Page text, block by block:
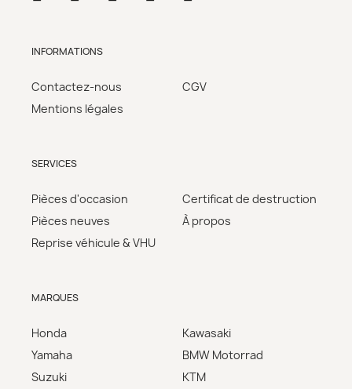
INFORMATIONS
Contactez-nous
Mentions légales
CGV
SERVICES
Pièces d'occasion
Pièces neuves
Reprise véhicule & VHU
Certificat de destruction
À propos
MARQUES
Honda
Yamaha
Suzuki
Kawasaki
BMW Motorrad
KTM